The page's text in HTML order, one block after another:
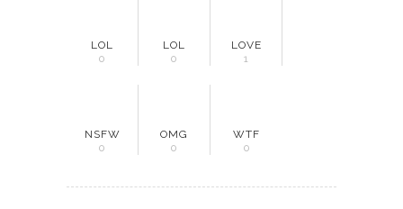
LOL
0
LOL
0
LOVE
1
NSFW
0
OMG
0
WTF
0